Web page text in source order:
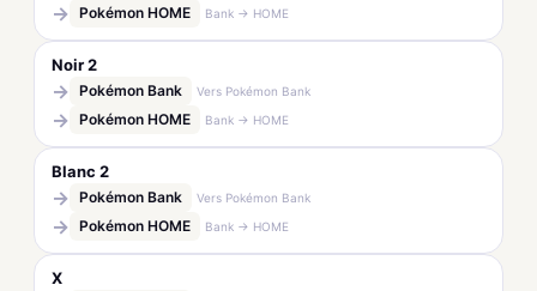
→ Pokémon HOME Bank → HOME
Noir 2
→ Pokémon Bank Vers Pokémon Bank
→ Pokémon HOME Bank → HOME
Blanc 2
→ Pokémon Bank Vers Pokémon Bank
→ Pokémon HOME Bank → HOME
X